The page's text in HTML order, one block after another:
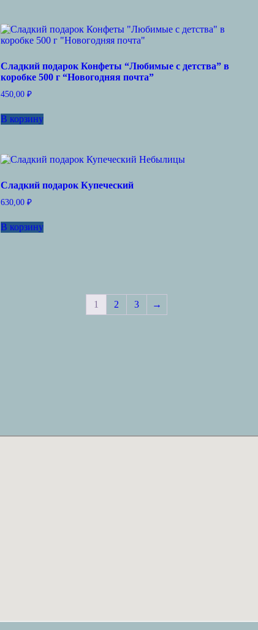
Сладкий подарок Конфеты “Любимые с детства” в
коробке 500 г “Новогодняя почта”
450,00 ₽
В корзину
Сладкий подарок Купеческий
630,00 ₽
В корзину
1 2 3 →